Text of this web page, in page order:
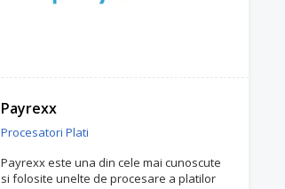
Payrexx
Procesatori Plati
Payrexx este una din cele mai cunoscute
si folosite unelte de procesare a platilor